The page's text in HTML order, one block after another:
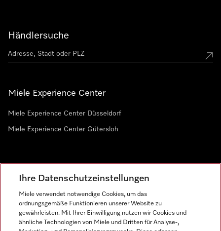
Händlersuche
Miele Experience Center
Miele Experience Center Düsseldorf
Miele Experience Center Gütersloh
Ihre Datenschutzeinstellungen
Miele verwendet notwendige Cookies, um das
ordnungsgemäße Funktionieren unserer Website zu
gewährleisten. Mit Ihrer Einwilligung nutzen wir Cookies und
ähnliche Technologien von Miele und Dritten für Analyse-,